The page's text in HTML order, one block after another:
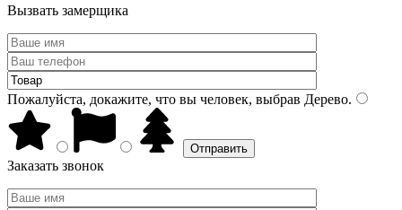
Вызвать замерщика
Пожалуйста, докажите, что вы человек, выбрав Дерево.
Заказать звонок